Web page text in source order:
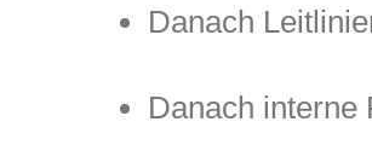
Danach
Danach interne